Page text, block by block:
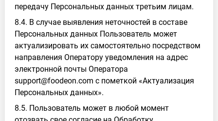
передачу Персональных данных третьим лицам.
8.4. В случае выявления неточностей в составе
Персональных данных Пользователь может
актуализировать их самостоятельно посредством
направления Оператору уведомления на адрес
электронной почты Оператора
support@foodeon.com с пометкой «Актуализация
Персональных данных».
8.5. Пользователь может в любой момент